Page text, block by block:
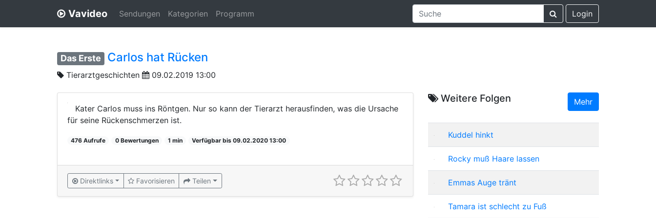
Vavideo Sendungen Kategorien Programm Login
Das Erste Carlos hat Rücken
Tierarztgeschichten 09.02.2019 13:00
Kater Carlos muss ins Röntgen. Nur so kann der Tierarzt herausfinden, was die Ursache
für seine Rückenschmerzen ist.
476 Aufrufe 0 Bewertungen 1 min Verfügbar bis 09.02.2020 13:00
Direktlinks Favorisieren Teilen
Weitere Folgen Mehr
Kuddel hinkt
Rocky muß Haare lassen
Emmas Auge tränt
Tamara ist schlecht zu Fuß